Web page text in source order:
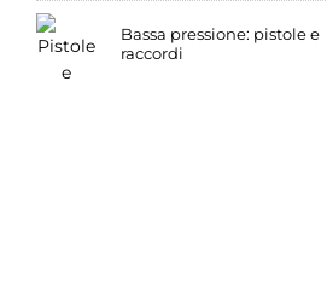
Bassa pressione: pistole e
raccordi